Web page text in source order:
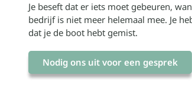
Je beseft dat er iets moet gebeuren,
bedrijf is niet meer helemaal mee. Je
dat je de boot hebt gemist.
Nodig ons uit voor een gesprek